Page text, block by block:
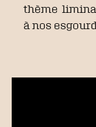
thème
à nos